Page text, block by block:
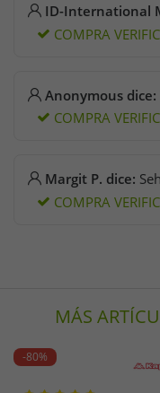
ID-International
COMPRA
Anonymous dice:
COMPRA
Margit P. dice:
COMPRA
MÁS
-80%